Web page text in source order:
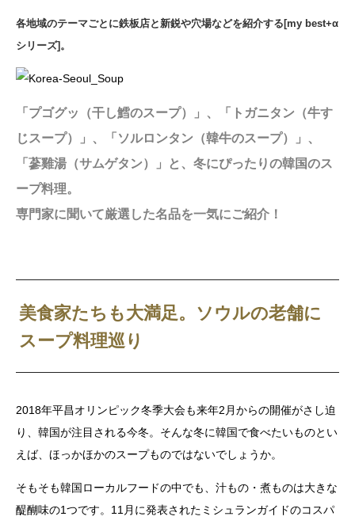
各地域のテーマごとに鉄板店と新鋭や穴場などを紹介する[my best+α
シリーズ]。
「プゴグッ（干し鱈のスープ）」、「トガニタン（牛す
じスープ）」、「ソルロンタン（韓牛のスープ）」、
「蔘雞湯（サムゲタン）」と、冬にぴったりの韓国のス
ープ料理。
専門家に聞いて厳選した名品を一気にご紹介！
美食家たちも大満足。ソウルの老舗に
スープ料理巡り
2018年平昌オリンピック冬季大会も来年2月からの開催がさし迫
り、韓国が注目される今冬。そんな冬に韓国で食べたいものとい
えば、ほっかほかのスープものではないでしょうか。
そもそも韓国ローカルフードの中でも、汁もの・煮ものは大きな
醍醐味の1つです。11月に発表されたミシュランガイドのコスパ